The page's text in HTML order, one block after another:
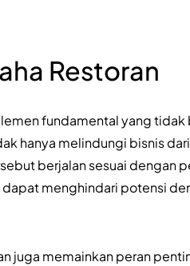
Restoran
fundamental yang
hanya melindungi bisnis
berjalan sesuai dengan
menghindari potensi
juga memainkan peran